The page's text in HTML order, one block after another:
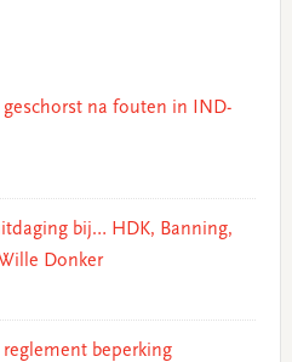
geschorst na fouten in IND-
bij… HDK, Banning,
Donker
reglement beperking